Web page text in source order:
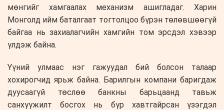
мөнгийг хамгаалах механизм ашигладаг. Харин
Монголд ийм баталгаат тогтолцоо бүрэн төлөвшөөгүй
байгаа нь захиалагчийн хамгийн том эрсдэл хэвээр
үлдэж байна.
Үүний улмаас нэг гажуудал бий болсон талаар
хохирогчид ярьж байна. Барилгын компани баригдаж
дуусаагүй төслөө банкны барьцаанд тавьж
санхүүжилт босгох нь бүр хавтгайрсан үзэгдэл